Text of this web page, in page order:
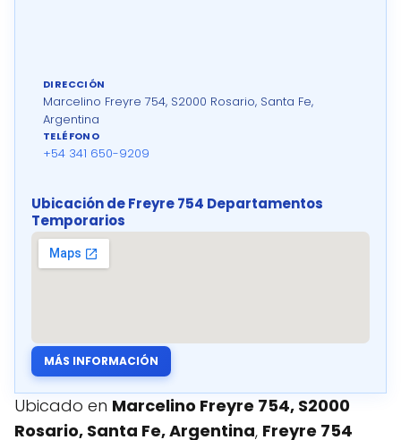
DIRECCIÓN
Marcelino Freyre 754, S2000 Rosario, Santa Fe,
Argentina
TELÉFONO
+54 341 650-9209
Ubicación de Freyre 754 Departamentos
Temporarios
MÁS INFORMACIÓN
Ubicado en Marcelino Freyre 754, S2000
Rosario, Santa Fe, Argentina, Freyre 754